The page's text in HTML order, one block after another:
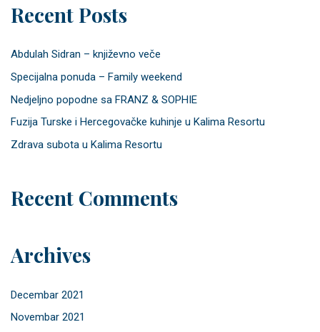
Recent Posts
Abdulah Sidran – književno veče
Specijalna ponuda – Family weekend
Nedjeljno popodne sa FRANZ & SOPHIE
Fuzija Turske i Hercegovačke kuhinje u Kalima Resortu
Zdrava subota u Kalima Resortu
Recent Comments
Archives
Decembar 2021
Novembar 2021